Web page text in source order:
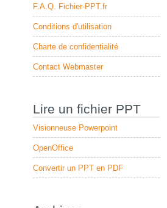
F.A.Q. Fichier-PPT.fr
Conditions d'utilisation
Charte de confidentialité
Contact Webmaster
Lire un fichier PPT
Visionneuse Powerpoint
OpenOffice
Convertir un PPT en PDF